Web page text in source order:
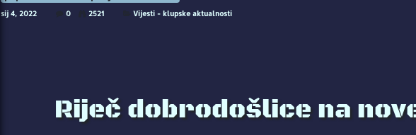
sij 4, 2022 0 2521 Vijesti - klupske aktualnosti
Riječ dobrodošlice na